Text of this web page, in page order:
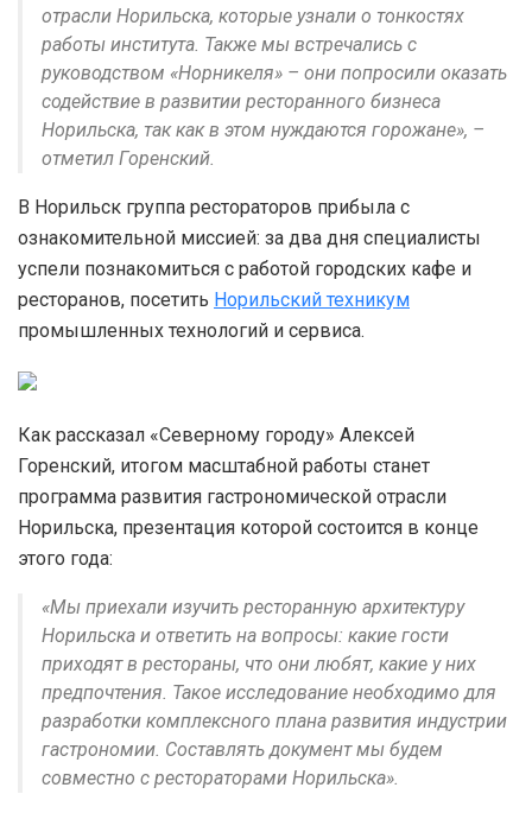
отрасли Норильска, которые узнали о тонкостях
работы института. Также мы встречались с
руководством «Норникеля» – они попросили оказать
содействие в развитии ресторанного бизнеса
Норильска, так как в этом нуждаются горожане», –
отметил Горенский.
В Норильск группа рестораторов прибыла с
ознакомительной миссией: за два дня специалисты
успели познакомиться с работой городских кафе и
ресторанов, посетить Норильский техникум
промышленных технологий и сервиса.
Как рассказал «Северному городу» Алексей
Горенский, итогом масштабной работы станет
программа развития гастрономической отрасли
Норильска, презентация которой состоится в конце
этого года:
«Мы приехали изучить ресторанную архитектуру
Норильска и ответить на вопросы: какие гости
приходят в рестораны, что они любят, какие у них
предпочтения. Такое исследование необходимо для
разработки комплексного плана развития индустрии
гастрономии. Составлять документ мы будем
совместно с рестораторами Норильска».